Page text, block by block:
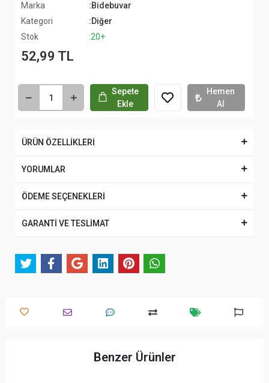
Marka
:Bidebuvar
Kategori
:Diğer
Stok
:20+
52,99 TL
Sepete
Ekle
Hemen
Al
ÜRÜN ÖZELLİKLERİ
YORUMLAR
ÖDEME SEÇENEKLERİ
GARANTİ VE TESLİMAT
Benzer Ürünler